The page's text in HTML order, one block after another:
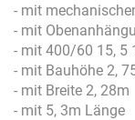
- mit
- mit
- mit 400/60 15, 5
- mit Bauhöhe 2,
- mit Breite 2, 28m
- mit 5, 3m Länge